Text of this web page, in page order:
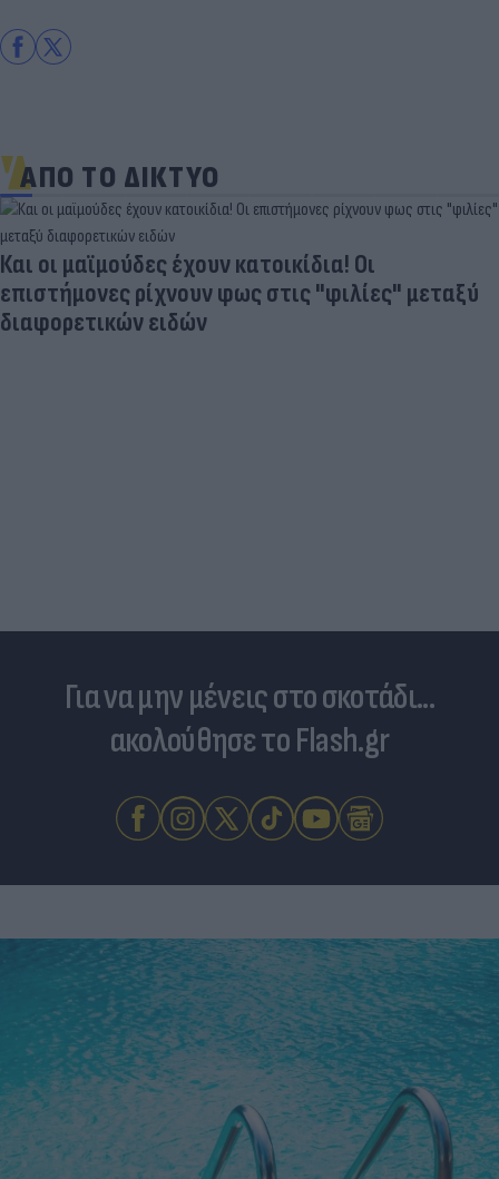
ΑΠΟ ΤΟ ΔΙΚΤΥΟ
Και οι μαϊμούδες έχουν κατοικίδια! Οι
επιστήμονες ρίχνουν φως στις "φιλίες" μεταξύ
διαφορετικών ειδών
Για να μην μένεις στο σκοτάδι...
ακολούθησε το Flash.gr